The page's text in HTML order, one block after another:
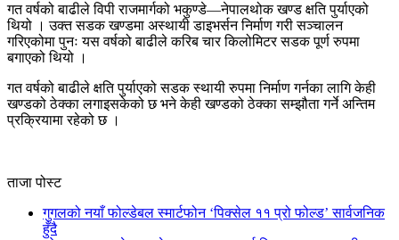
गत वर्षको बाढीले विपी राजमार्गको भकुण्डे—नेपालथोक खण्ड क्षति पुर्याएको
थियो । उक्त सडक खण्डमा अस्थायी डाइभर्सन निर्माण गरी सञ्चालन
गरिएकोमा पुनः यस वर्षको बाढीले करिब चार किलोमिटर सडक पूर्ण रुपमा
बगाएको थियो ।
गत वर्षको बाढीले क्षति पुर्याएको सडक स्थायी रुपमा निर्माण गर्नका लागि केही
खण्डको ठेक्का लगाइसकेको छ भने केही खण्डको ठेक्का सम्झौता गर्ने अन्तिम
प्रक्रियामा रहेको छ ।
ताजा पोस्ट
गुगलको नयाँ फोल्डेबल स्मार्टफोन ‘पिक्सेल ११ प्रो फोल्ड’ सार्वजनिक
हुँदै